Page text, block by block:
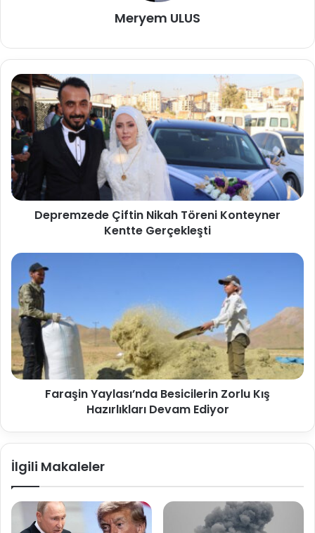
Meryem ULUS
Depremzede Çiftin Nikah Töreni Konteyner
Kentte Gerçekleşti
Faraşin Yaylası’nda Besicilerin Zorlu Kış
Hazırlıkları Devam Ediyor
İlgili Makaleler